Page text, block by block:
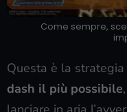
Come sempre,
Questa è la
dash il più possibile